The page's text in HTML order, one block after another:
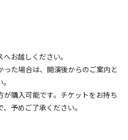
お越しください。
た場合は、開演後からのご案内と
購入可能です。チケットをお持ち
予めご了承ください。